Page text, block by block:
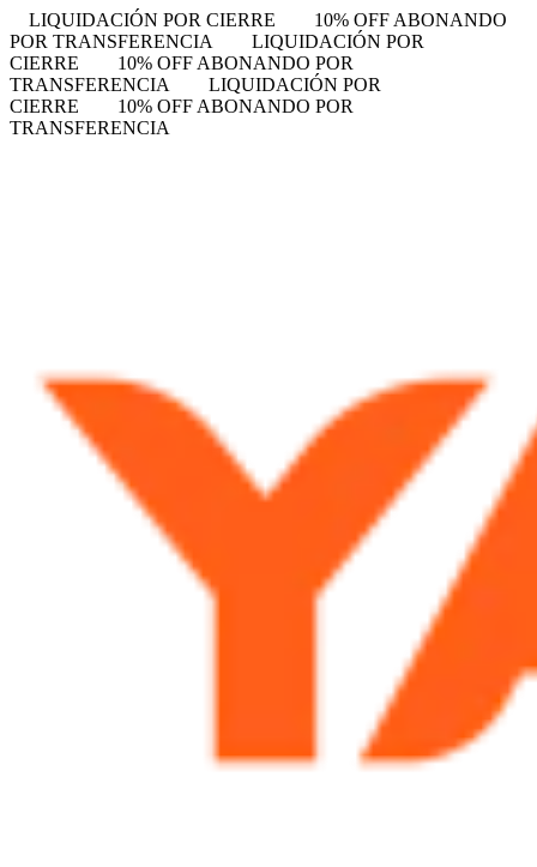
LIQUIDACIÓN POR CIERRE
10% OFF ABONANDO
POR TRANSFERENCIA
LIQUIDACIÓN POR
CIERRE
10% OFF ABONANDO POR
TRANSFERENCIA
LIQUIDACIÓN POR
CIERRE
10% OFF ABONANDO POR
TRANSFERENCIA